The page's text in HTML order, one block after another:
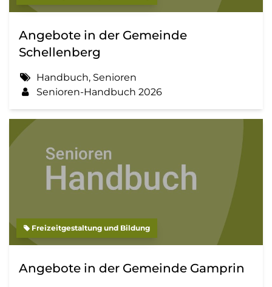
Angebote in der Gemeinde
Schellenberg
Handbuch, Senioren
Senioren-Handbuch 2026
Freizeitgestaltung und Bildung
Angebote in der Gemeinde Gamprin